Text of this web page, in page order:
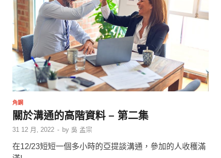
角鋼
關於溝通的高階資料 – 第二集
31 12 月, 2022 - by 吳 孟宗
在12/23短短一個多小時的亞提談溝通，參加的人收穫滿